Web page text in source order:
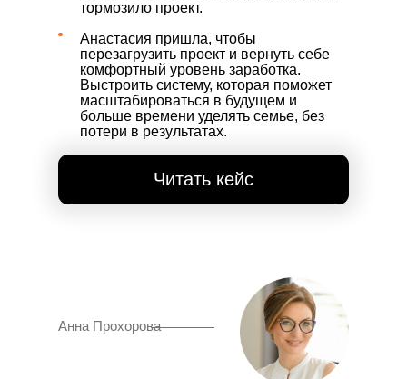
тормозило проект.
Анастасия пришла, чтобы
перезагрузить проект и вернуть себе
комфортный уровень заработка.
Выстроить систему, которая поможет
масштабироваться в будущем и
больше времени уделять семье, без
потери в результатах.
Читать кейс
Анна Прохорова